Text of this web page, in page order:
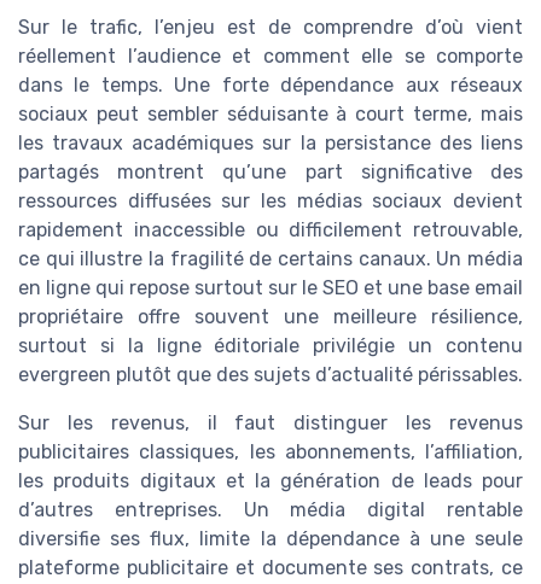
Sur le trafic, l’enjeu est de comprendre d’où vient
réellement l’audience et comment elle se comporte
dans le temps. Une forte dépendance aux réseaux
sociaux peut sembler séduisante à court terme, mais
les travaux académiques sur la persistance des liens
partagés montrent qu’une part significative des
ressources diffusées sur les médias sociaux devient
rapidement inaccessible ou difficilement retrouvable,
ce qui illustre la fragilité de certains canaux. Un média
en ligne qui repose surtout sur le SEO et une base email
propriétaire offre souvent une meilleure résilience,
surtout si la ligne éditoriale privilégie un contenu
evergreen plutôt que des sujets d’actualité périssables.
Sur les revenus, il faut distinguer les revenus
publicitaires classiques, les abonnements, l’affiliation,
les produits digitaux et la génération de leads pour
d’autres entreprises. Un média digital rentable
diversifie ses flux, limite la dépendance à une seule
plateforme publicitaire et documente ses contrats, ce